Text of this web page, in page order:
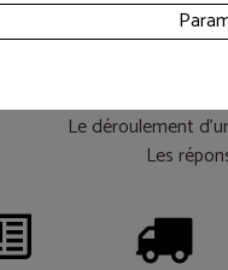
Le déroulement
Les